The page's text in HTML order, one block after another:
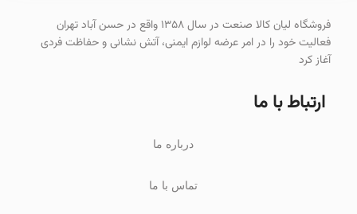
فروشگاه لیان کالا صنعت در سال ۱۳۵۸ واقع در حسن آباد تهران
فعالیت خود را در امر عرضه لوازم ایمنی، آتش نشانی و حفاظت فردی
آغاز کرد
ارتباط با ما
درباره ما
تماس با ما